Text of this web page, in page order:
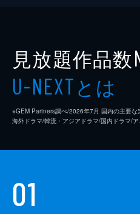
見放題作品数
U-NEXTとは
※GEM Partners調べ/2026年7⽉ 国内の主要
海外ドラマ/韓流・アジアドラマ/国内ドラマ/ア
01